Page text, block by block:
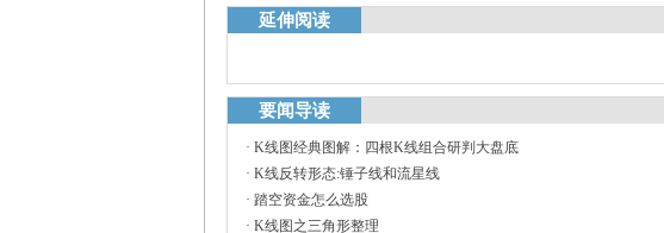
延伸阅读
要闻导读
· K线图经典图解：四根K线组合研判大盘底
· K线反转形态:锤子线和流星线
· 踏空资金怎么选股
· K线图之三角形整理